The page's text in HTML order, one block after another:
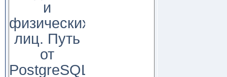
и
физических
лиц. Путь
от
PostgreSQL